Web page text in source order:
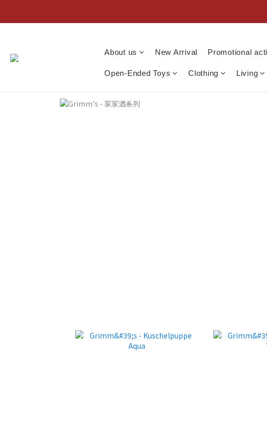
About us New Arrival Promotional
Open-Ended Toys Clothing Living